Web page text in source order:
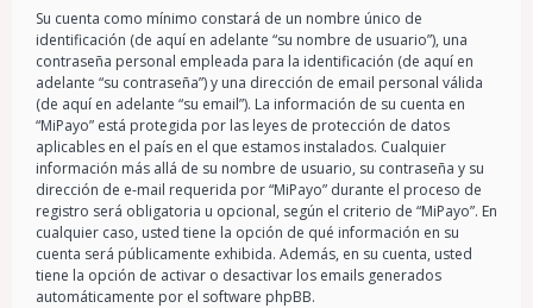
Su cuenta como mínimo constará de un nombre único de
identificación (de aquí en adelante “su nombre de usuario”), una
contraseña personal empleada para la identificación (de aquí en
adelante “su contraseña”) y una dirección de email personal válida
(de aquí en adelante “su email”). La información de su cuenta en
“MiPayo” está protegida por las leyes de protección de datos
aplicables en el país en el que estamos instalados. Cualquier
información más allá de su nombre de usuario, su contraseña y su
dirección de e-mail requerida por “MiPayo” durante el proceso de
registro será obligatoria u opcional, según el criterio de “MiPayo”. En
cualquier caso, usted tiene la opción de qué información en su
cuenta será públicamente exhibida. Además, en su cuenta, usted
tiene la opción de activar o desactivar los emails generados
automáticamente por el software phpBB.